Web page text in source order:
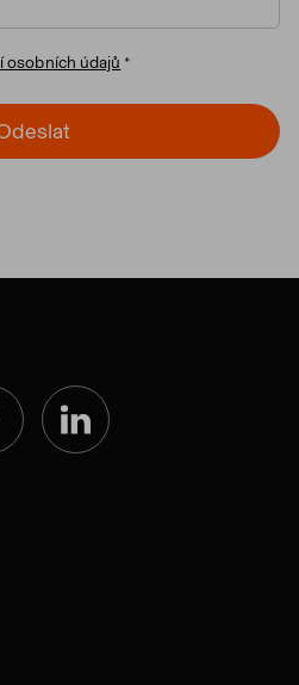
osobních údajů
LinkedIn